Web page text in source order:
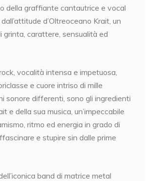
della graffiante cantautrice e vocal
d’Oltreoceano Krait, un
grinta, carattere, sensualità ed
vocalità intensa e impetuosa,
e cuore intriso di mille
sonore differenti, sono gli ingredienti
e della sua musica, un’impeccabile
ritmo ed energia in grado di
e stupire sin dalle prime
band di matrice metal